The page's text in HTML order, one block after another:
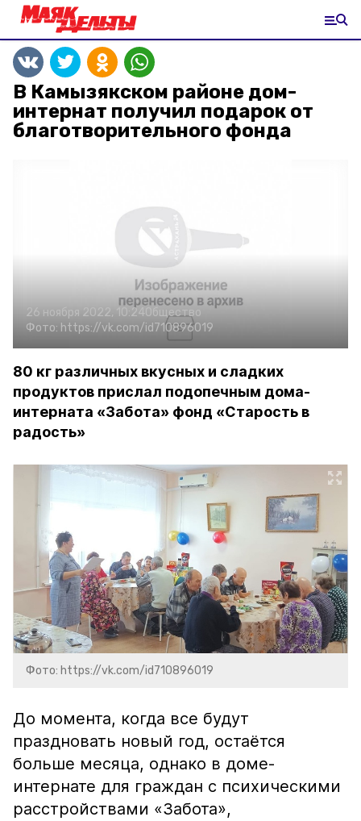
В Камызякском районе дом-
интернат получил подарок от
благотворительного фонда
26 ноября 2022, 10:24Общество
Фото: https://vk.com/id710896019
80 кг различных вкусных и сладких
продуктов прислал подопечным дома-
интерната «Забота» фонд «Старость в
радость»
Фото: https://vk.com/id710896019
До момента, когда все будут
праздновать новый год, остаётся
больше месяца, однако в доме-
интернате для граждан с психическими
расстройствами «Забота»,